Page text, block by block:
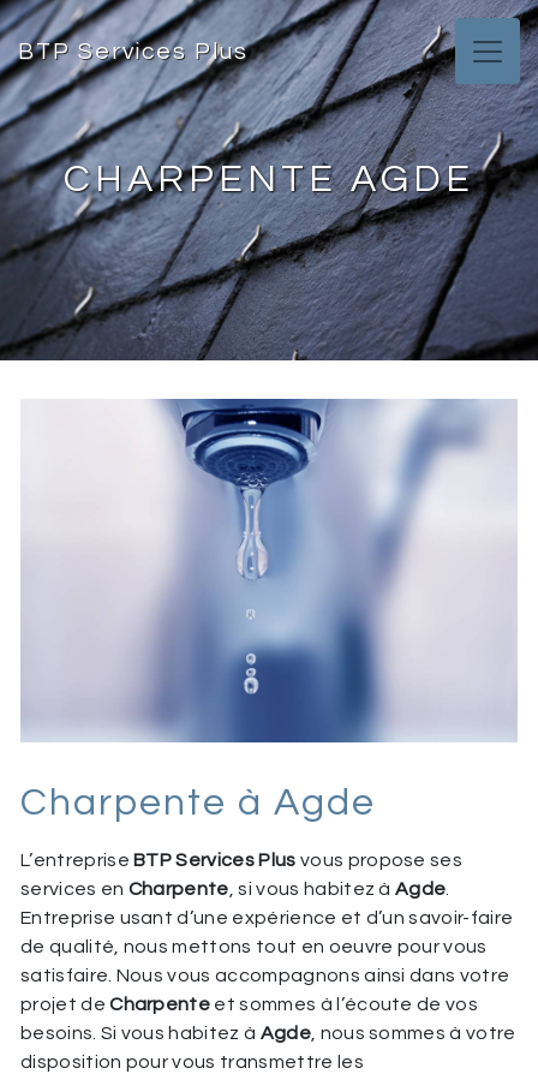
Panneau de gestion des cookies
BTP Services Plus
CHARPENTE AGDE
Charpente à Agde
L’entreprise BTP Services Plus vous propose ses
services en Charpente, si vous habitez àAgde.
Entreprise usant d’une expérience et d’un savoir-faire
de qualité, nous mettons tout en oeuvre pour vous
satisfaire. Nous vous accompagnons ainsi dans votre
projet deCharpente et sommes à l’écoute de vos
besoins. Si vous habitez à Agde, nous sommes à votre
disposition pour vous transmettre les